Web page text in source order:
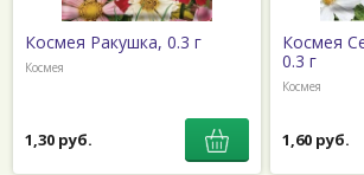
Космея Ракушка, 0.3 г
Космея
1,30 руб.
Космея
0.3 г
Космея
1,60 руб.